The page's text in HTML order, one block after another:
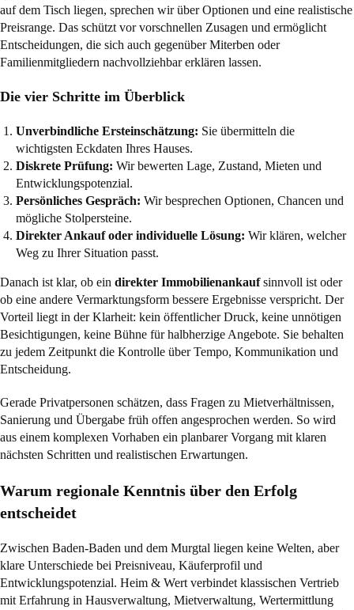
auf dem Tisch liegen, sprechen wir über Optionen und eine realistische
Preisrange. Das schützt vor vorschnellen Zusagen und ermöglicht
Entscheidungen, die sich auch gegenüber Miterben oder
Familienmitgliedern nachvollziehbar erklären lassen.
Die vier Schritte im Überblick
Unverbindliche Ersteinschätzung: Sie übermitteln die
wichtigsten Eckdaten Ihres Hauses.
Diskrete Prüfung: Wir bewerten Lage, Zustand, Mieten und
Entwicklungspotenzial.
Persönliches Gespräch: Wir besprechen Optionen, Chancen und
mögliche Stolpersteine.
Direkter Ankauf oder individuelle Lösung: Wir klären, welcher
Weg zu Ihrer Situation passt.
Danach ist klar, ob ein direkter Immobilienankaufsinnvoll ist oder
ob eine andere Vermarktungsform bessere Ergebnisse verspricht. Der
Vorteil liegt in der Klarheit: kein öffentlicher Druck, keine unnötigen
Besichtigungen, keine Bühne für halbherzige Angebote. Sie behalten
zu jedem Zeitpunkt die Kontrolle über Tempo, Kommunikation und
Entscheidung.
Gerade Privatpersonen schätzen, dass Fragen zu Mietverhältnissen,
Sanierung und Übergabe früh offen angesprochen werden. So wird
aus einem komplexen Vorhaben ein planbarer Vorgang mit klaren
nächsten Schritten und realistischen Erwartungen.
Warum regionale Kenntnis über den Erfolg
entscheidet
Zwischen Baden-Baden und dem Murgtal liegen keine Welten, aber
klare Unterschiede bei Preisniveau, Käuferprofil und
Entwicklungspotenzial. Heim & Wert verbindet klassischen Vertrieb
mit Erfahrung in Hausverwaltung, Mietverwaltung, Wertermittlung